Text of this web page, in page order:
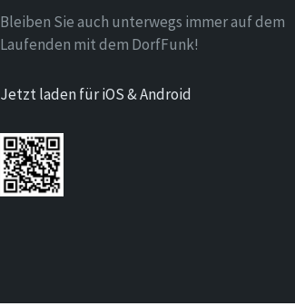
Bleiben Sie auch unterwegs immer auf dem
Laufenden mit dem DorfFunk!
Jetzt laden für iOS & Android